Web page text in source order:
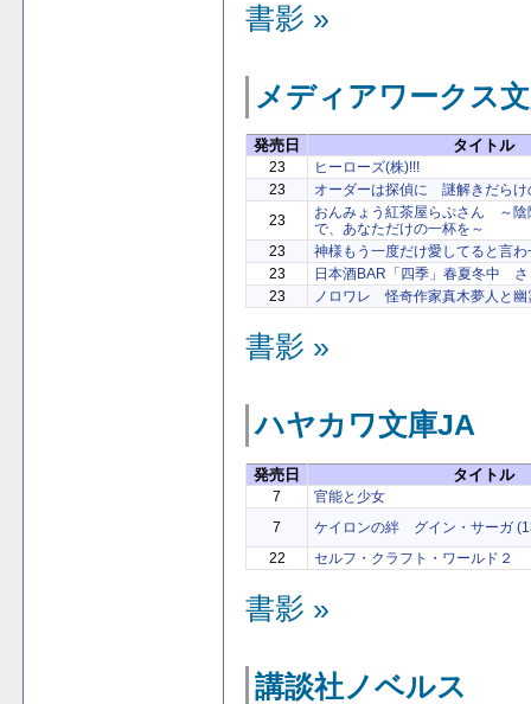
書影 »
メディアワークス
発売日 タイトル
23
ヒーローズ(株)!!!
23
オーダーは探偵に 謎解きだらけ
23
おんみょう紅茶屋らぷさん ～陰
で、あなただけの一杯を～
23
神様もう一度だけ愛してると言わ
23
日本酒BAR「四季」春夏冬中 さ
23
ノロワレ 怪奇作家真木夢人と幽
書影 »
ハヤカワ文庫JA
発売日 タイトル
7
官能と少女
7
ケイロンの絆 グイン・サーガ
22
セルフ・クラフト・ワールド２
書影 »
講談社ノベルス